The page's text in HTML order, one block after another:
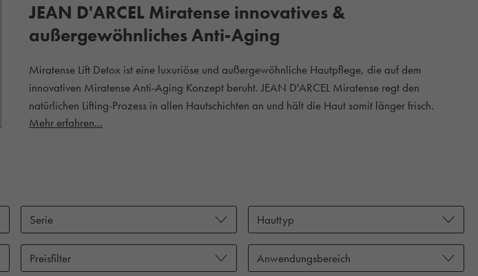
JEAN D'ARCEL Miratense innovatives &
außergewöhnliches Anti-Aging
Miratense Lift Detox ist eine luxuriöse und außergewöhnliche Hautpflege, die auf dem
innovativen Miratense Anti-Aging Konzept beruht. JEAN D'ARCEL Miratense regt den
natürlichen Lifting-Prozess in allen Hautschichten an und hält die Haut somit länger frisch.
Mehr erfahren...
Serie Hauttyp
Preisfilter Anwendungsbereich